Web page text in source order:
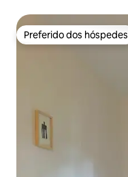
Preferido dos hóspedes
Preferido dos hóspedes